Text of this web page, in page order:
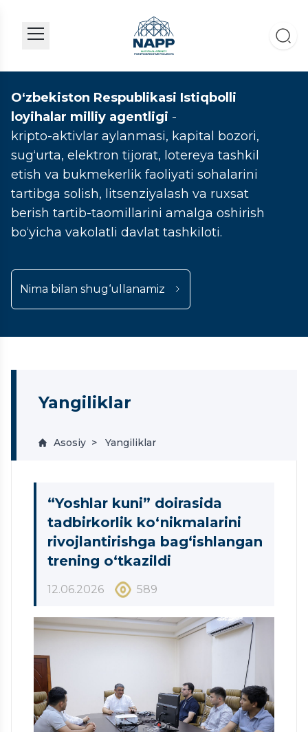
O‘zbekiston Respublikasi Istiqbolli
loyihalar milliy agentligi -
kripto-aktivlar aylanmasi, kapital bozori,
sug‘urta, elektron tijorat, lotereya tashkil
etish va bukmekerlik faoliyati sohalarini
tartibga solish, litsenziyalash va ruxsat
berish tartib-taomillarini amalga oshirish
bo‘yicha vakolatli davlat tashkiloti.
Nima bilan shug‘ullanamiz
Yangiliklar
Asosiy Yangiliklar
“Yoshlar kuni” doirasida
tadbirkorlik ko‘nikmalarini
rivojlantirishga bag‘ishlangan
trening o‘tkazildi
12.06.2026 589